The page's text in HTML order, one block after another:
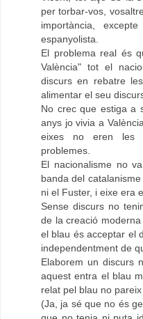
per torbar-vos,
importància,
espanyolista.
El problema real és
València" tot el
discurs en rebatre
alimentar el seu
No crec que estiga a
anys jo vivia a
eixes no eren les
problemes.
El nacionalisme no
banda del
ni el Fuster, i eixe era
Sense discurs no
de la creació
el blau és acceptar el
independentment de
Elaborem un discurs
aquest entra el blau
relat pel blau no
(Ja, ja sé que no és